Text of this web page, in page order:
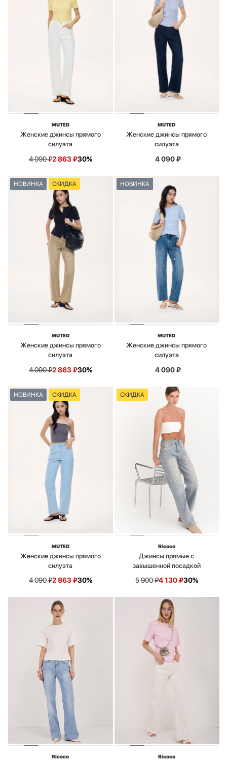
MUTED
Женские джинсы прямого
силуэта
4 090₽2 863₽30%
MUTED
Женские джинсы прямого
силуэта
4 090₽
НОВИНКА СКИДКА
MUTED
Женские джинсы прямого
силуэта
4 090₽2 863₽30%
НОВИНКА
MUTED
Женские джинсы прямого
силуэта
4 090₽
НОВИНКА СКИДКА
MUTED
Женские джинсы прямого
силуэта
4 090₽2 863₽30%
СКИДКА
Ricoco
Джинсы прямые с
завышенной посадкой
5 900₽4 130₽30%
Ricoco Ricoco